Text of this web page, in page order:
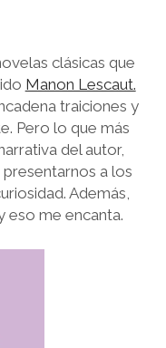
clásicas que
Manon Lescaut.
traiciones y
Pero lo que más
del autor,
a los
Además,
eso me encanta.